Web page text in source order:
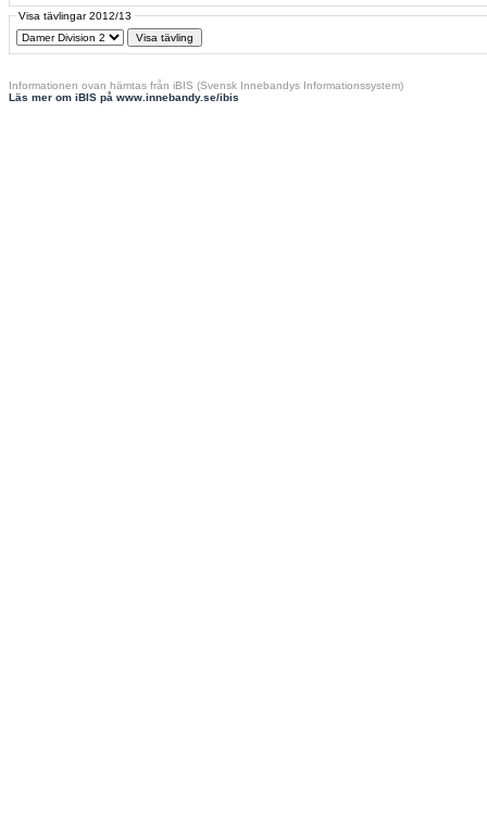
Visa tävlingar 2012/13
Informationen ovan hämtas från iBIS (Svensk Innebandys Informationssystem)
Läs mer om iBIS på www.innebandy.se/ibis